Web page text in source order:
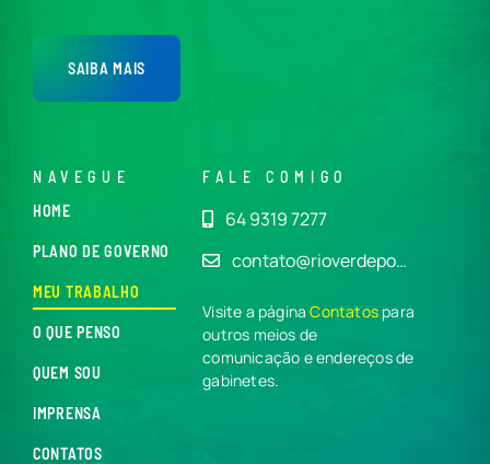
SAIBA MAIS
NAVEGUE
HOME
PLANO DE GOVERNO
MEU TRABALHO
O QUE PENSO
QUEM SOU
IMPRENSA
CONTATOS
FALE COMIGO
64 9319 7277
contato@rioverdepo…
Visite a páginaContatos para
outros meios de
comunicação e endereços de
gabinetes.